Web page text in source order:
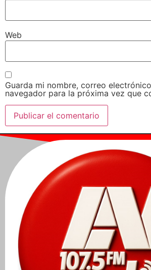
Web
Guarda mi nombre, correo
navegador para la próxima vez que